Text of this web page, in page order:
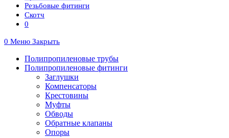
Резьбовые фитинги
Скотч
0
0 Меню Закрыть
Полипропиленовые трубы
Полипропиленовые фитинги
Заглушки
Компенсаторы
Крестовины
Муфты
Обводы
Обратные клапаны
Опоры